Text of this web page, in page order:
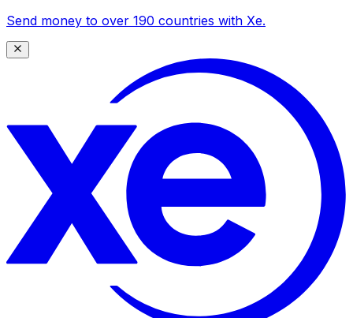
Send money to over 190 countries with Xe.